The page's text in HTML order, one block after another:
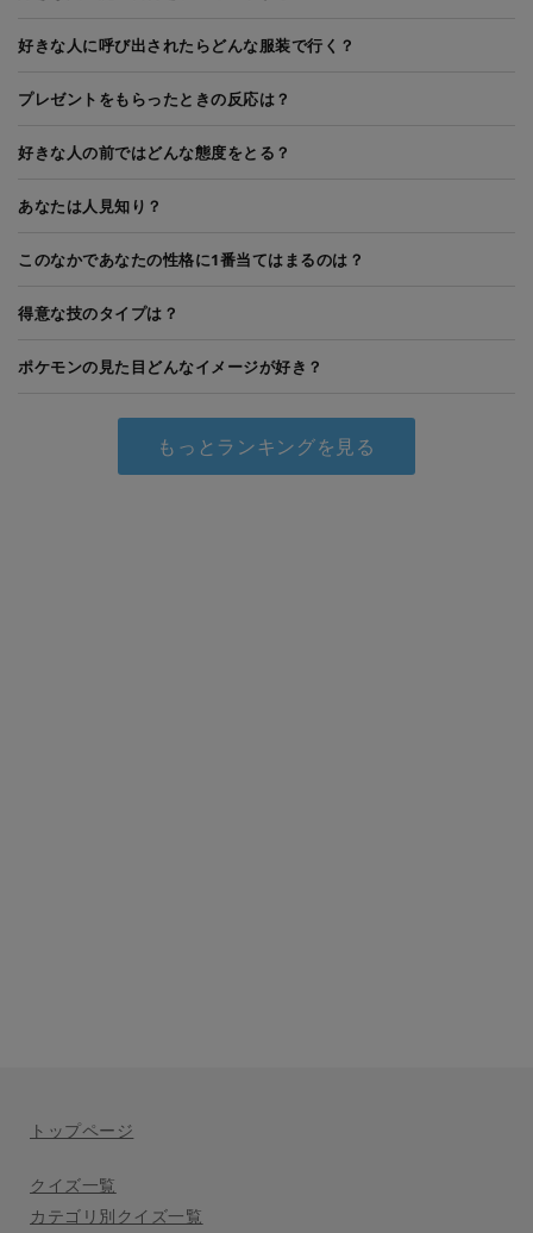
好きな人に呼び出されたらどんな服装で行く？
プレゼントをもらったときの反応は？
好きな人の前ではどんな態度をとる？
あなたは人見知り？
このなかであなたの性格に1番当てはまるのは？
得意な技のタイプは？
ポケモンの見た目どんなイメージが好き？
もっとランキングを見る
トップページ
クイズ一覧
カテゴリ別クイズ一覧